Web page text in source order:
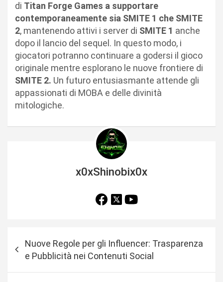
di Titan Forge Games a supportare
contemporaneamente sia SMITE 1 che SMITE
2, mantenendo attivi i server di SMITE 1 anche
dopo il lancio del sequel. In questo modo, i
giocatori potranno continuare a godersi il gioco
originale mentre esplorano le nuove frontiere di
SMITE 2. Un futuro entusiasmante attende gli
appassionati di MOBA e delle divinità
mitologiche.
x0xShinobix0x
Nuove Regole per gli Influencer: Trasparenza
e Pubblicità nei Contenuti Social